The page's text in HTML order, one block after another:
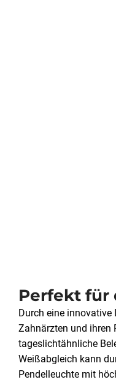
Perfekt für
Durch eine innovative
Zahnärzten und ihren
tageslichtähnliche
Weißabgleich kann
Pendelleuchte mit